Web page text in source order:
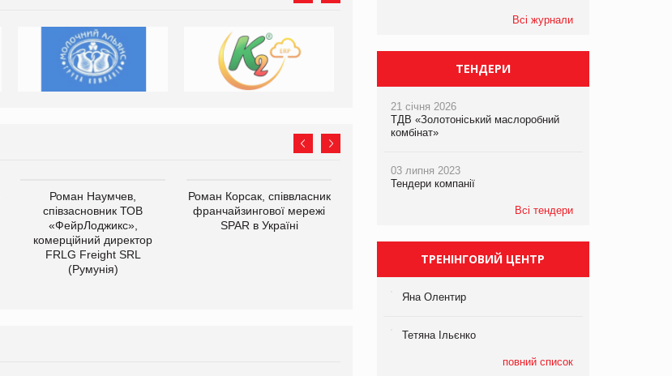
Роман Наумчев,
співзасновник ТОВ
«ФейрЛоджикс»,
комерційний директор
FRLG Freight SRL
(Румунія)
Роман Корсак, співвласник
франчайзингової мережі
SPAR в Україні
виробництва
компанії «УкраМарин»
Всі журнали
ТЕНДЕРИ
21 січня 2026
ТДВ «Золотоніський маслоробний
комбінат»
03 липня 2023
Тендери компанії
Всі тендери
ТРЕНІНГОВИЙ ЦЕНТР
Яна Олентир
Тетяна Ільєнко
повний список